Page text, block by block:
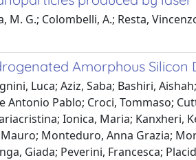
M. G.; Colombelli, A.; Resta,
Amorphous
Luca; Aziz, Saba; Bashiri,
Pablo; Croci, Tommaso;
Ionica, Maria; Kanxheri,
Monteduro, Anna Grazia;
Giada; Peverini, Francesca;